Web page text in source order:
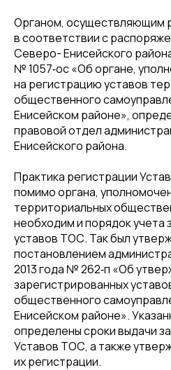
Органом, осуществляющим
в соответствии с
Северо- Енисейского
№ 1057‑ос «Об органе,
на регистрацию уставов
общественного
Енисейском районе»,
правовой отдел
Енисейского района.
Практика регистрации
помимо органа,
территориальных
необходим и порядок учета
уставов ТОС. Так был
постановлением
2013 года № 262‑п «Об
зарегистрированных
общественного
Енисейском районе».
определены сроки выдачи
Уставов ТОС, а также
их регистрации.